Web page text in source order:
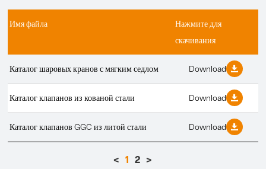
Имя файла
Нажмите для
скачивания
Каталог шаровых кранов с мягким седлом Download 
Каталог клапанов из кованой стали Download 
Каталог клапанов GGC из литой стали Download 
< 1 2 >